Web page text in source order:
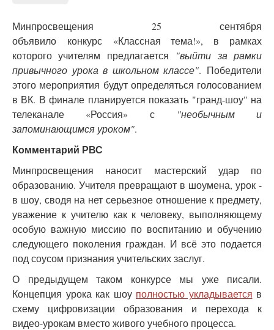
Минпросвещения 25 сентября
объявило конкурс «Классная тема!», в рамках
которого учителям предлагается "выйти за рамки
привычного урока в школьном классе". Победители
этого мероприятия будут определяться голосованием
в ВК. В финале планируется показать "гранд-шоу" на
телеканале «Россия» с
"необычным и
запоминающимся уроком".
Комментарий РВС
Минпросвещения наносит мастерский удар по
образованию. Учителя превращают в шоумена, урок -
в шоу, сводя на нет серьезное отношение к предмету,
уважение к учителю как к человеку, выполняющему
особую важную миссию по воспитанию и обучению
следующего поколения граждан. И всё это подается
под соусом признания учительских заслуг.
О предыдущем таком конкурсе мы уже писали.
Концепция урока как шоу полностью укладывается в
схему цифровизации образования и перехода к
видео-урокам вместо живого учебного процесса.